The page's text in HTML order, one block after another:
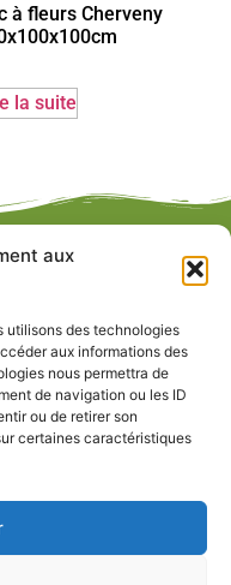
aux
utilisons des technologies
aux informations des
nous permettra de
de navigation ou les ID
ou de retirer son
certaines caractéristiques
à fleurs Cherveny
la suite
!